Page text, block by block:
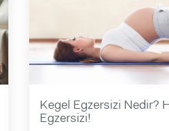
Kegel Egzersizi Nedir?
Egzersizi!